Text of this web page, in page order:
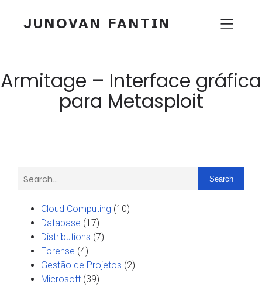
JUNOVAN FANTIN
Armitage – Interface gráfica
para Metasploit
Search
Cloud Computing (10)
Database (17)
Distributions (7)
Forense (4)
Gestão de Projetos (2)
Microsoft (39)